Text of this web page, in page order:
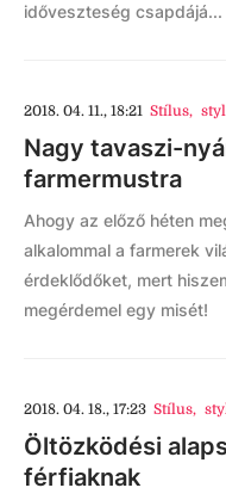
időveszteség csapdájá...
2018. 04. 11., 18:21 Stílus,
Nagy tavaszi-
farmermustra
Ahogy az előző héten
alkalommal a farmerek
érdeklődőket, mert
megérdemel egy misét!
2018. 04. 18., 17:23 Stílus,
Öltözködési
férfiaknak